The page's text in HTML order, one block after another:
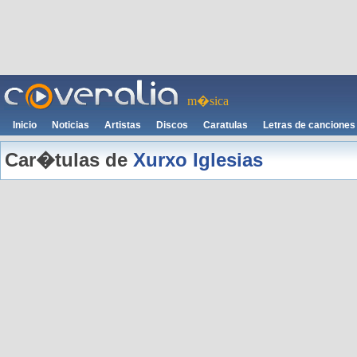
m�sica
Inicio Noticias Artistas Discos Caratulas Letras de canciones
Car�tulas de Xurxo Iglesias